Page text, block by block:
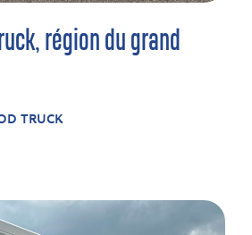
région du grand
TRUCK